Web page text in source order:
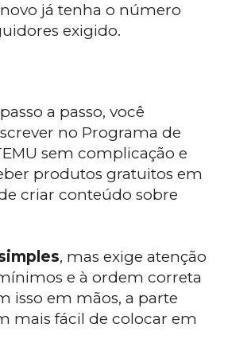
já tenha o número
exigido.
a passo, você
no Programa de
sem complicação e
produtos gratuitos em
criar conteúdo sobre
, mas exige atenção
e à ordem correta
isso em mãos, a parte
mais fácil de colocar em